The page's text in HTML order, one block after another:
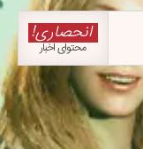
انحصاری!
محتوای اخبار